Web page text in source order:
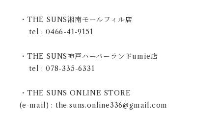
・THE SUNS湘南モールフィル店
tel : 0466-41-9151
・THE SUNS神戸ハーバーランドumie店
tel : 078-335-6331
・THE SUNS ONLINE STORE
(e-mail) : the.suns.online336@gmail.com